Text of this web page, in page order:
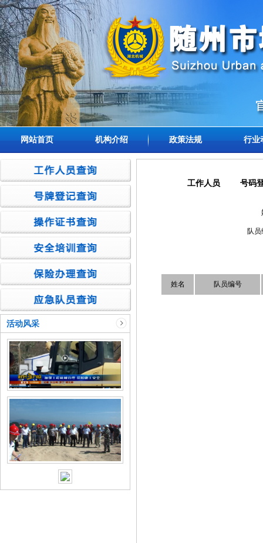
网站首页 机构介绍 政策法规 行业
活动风采
工作人员 号码
队员
姓名 队员编号